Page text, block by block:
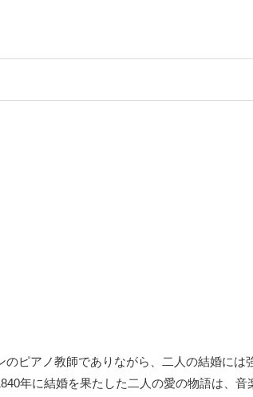
ピアノ教師でありながら、二人の結婚には
年に結婚を果たした二人の愛の物語は、音